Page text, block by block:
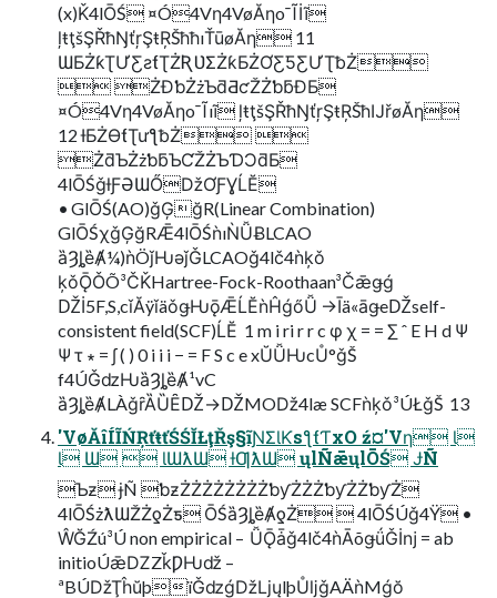
(x)Ǩ4lŌŚ ¤Ó4Vƞ4VøĂƞo¯Ĩİĩ
ļŧţšŞŘħŊťŗŞŧŖŠħħıŤūøĂƞ 11
ƜƂŻƙƮƯƸƨƭƮŻƦƲƩŻƙƂŻƠƸƼƸƯƮƀŻ
 ŻƉƅŻżƄƌƋƈŽŻƅƃƉƂ
¤Ó4Vƞ4VøĂƞo¯Ĩıĩ ļŧţšŞŘħŊťŗŞŧŖŠħĲřøĂƞ
12 ƗƂŻƟƭƮưƪƀŻ 
ŻƌƄŻżƅƃƄƇŽŻƄƊƆƌƂ
4lŌŚǧƚƑƏƜŐǅƠƑƔĹĔ
• GlŌŚ(AO)ǧĢğR(Linear Combination)
GlŌŚχǧĢğRǢ4lŌŚǹıǸǙɃLCAO
ȁȜȴȅȺ¼)ǹÖǰǶǝǰǦLCAOǧ4lč4ǹķǒ
ķǒǬǑÕ³ČǨHartree-Fock-Roothaan³Čǣǥǵ
Ǆİ5F,S,cǐĂÿǐäǒǥǶǭǢĹĔǹĤǵőǙ →Īä«āǥeǄself-
consistent field(SCF)ĹĔ  1 m i ri r r c φ χ = = ∑ ˆ E H d Ψ
Ψ τ ∗ = ∫ ( ) 0 i i i − = F S c e xŬǙǶcŮ°ǧŠ 
f4ÚǦǳǶȁȜȴȅȺ¹vC
ȁȜȴȅȺLÀǧȓȀȔȆǄ→ǄMOǅ4læ SCFǹķǒ³ÚŁǧŠ  13
'VøĂîÍĨŃŖťŧťŚŚĬŁţŘş§ĩƝƩƖƘsƪƭƬxO ź¤'Vƞ Ɩ
Ɩ Ɯ  ƖƜƛƜ ƚƢƛƜ ųlÑǣųlŌŚ ɈÑ
Ƅƶ ɉÑ ƅƶŻŻŻŻŻŻŻŻƅƴŻŻŻƅƴŻŻƅƴŻ
4lŌŚżƛƜŽŻƍŻƽ ŌŚȁȜȴȅȺƍŻ  4lŌŚÚǧ4Ÿ •
ŴĞŹú³Ú non empirical – ǙǬǡǧ4lč4ǹĀõǥǘǦİǌ = ab
initioÚǣǱZǩǷǶǆ –
ªBÚǅŢĥŭþïǦǳǵǅǈųlþŮǉǧAÄǹMǵŏ